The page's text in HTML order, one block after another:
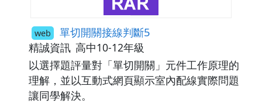
web 單切開關接線判斷5
精誠資訊 高中10-12年級
以選擇題評量對「單切開關」元件工作原理的
理解，並以互動式網頁顯示室內配線實際問題
讓同學解決。